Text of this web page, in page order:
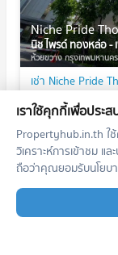
นิช ไพรด์ ทองหล่อ -
ห้วยขวาง กรุงเทพมหานคร
358 ประกาศ
95 ประกาศ
เราใช้คุกกี้เพื่อปร
Propertyhub.in.th
วิเคราะห์การเข้าชม แ
ถือว่าคุณยอมรับนโยบ